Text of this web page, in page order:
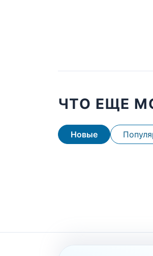
ЧТО ЕЩЕ
Новые